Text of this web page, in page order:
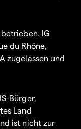
IG
du Rhône,
zugelassen und
Bürger,
Land
ist nicht zur